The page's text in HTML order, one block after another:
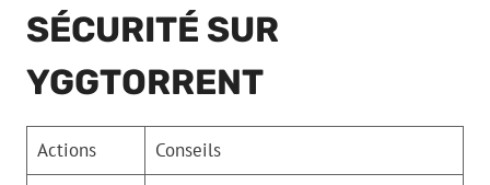
SÉCURITÉ SUR
YGGTORRENT
Actions Conseils